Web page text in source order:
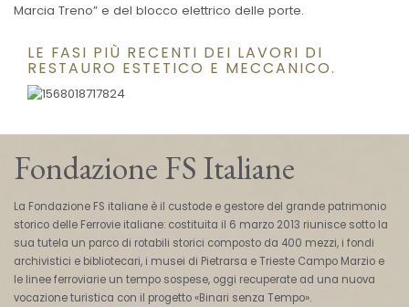
Marcia Treno” e del blocco elettrico delle porte.
LE FASI PIÙ RECENTI DEI LAVORI DI
RESTAURO ESTETICO E MECCANICO.
Fondazione FS Italiane
La Fondazione FS italiane è il custode e gestore del grande patrimonio
storico delle Ferrovie italiane: costituita il 6 marzo 2013 riunisce sotto la
sua tutela un parco di rotabili storici composto da 400 mezzi, i fondi
archivistici e bibliotecari, i musei di Pietrarsa e Trieste Campo Marzio e
le linee ferroviarie un tempo sospese, oggi recuperate ad una nuova
vocazione turistica con il progetto «Binari senza Tempo».